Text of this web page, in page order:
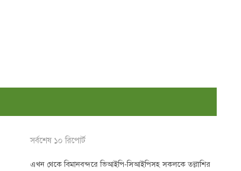
সর্বশেষ ১০ রিপোর্ট
এখন থেকে বিমানবন্দরে ভিআইপি-সিআইপিসহ সকলকে তল্লাশির